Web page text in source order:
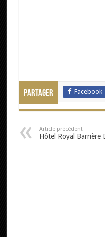
Partager Facebook
Article précédent
Hôtel Royal Barrière